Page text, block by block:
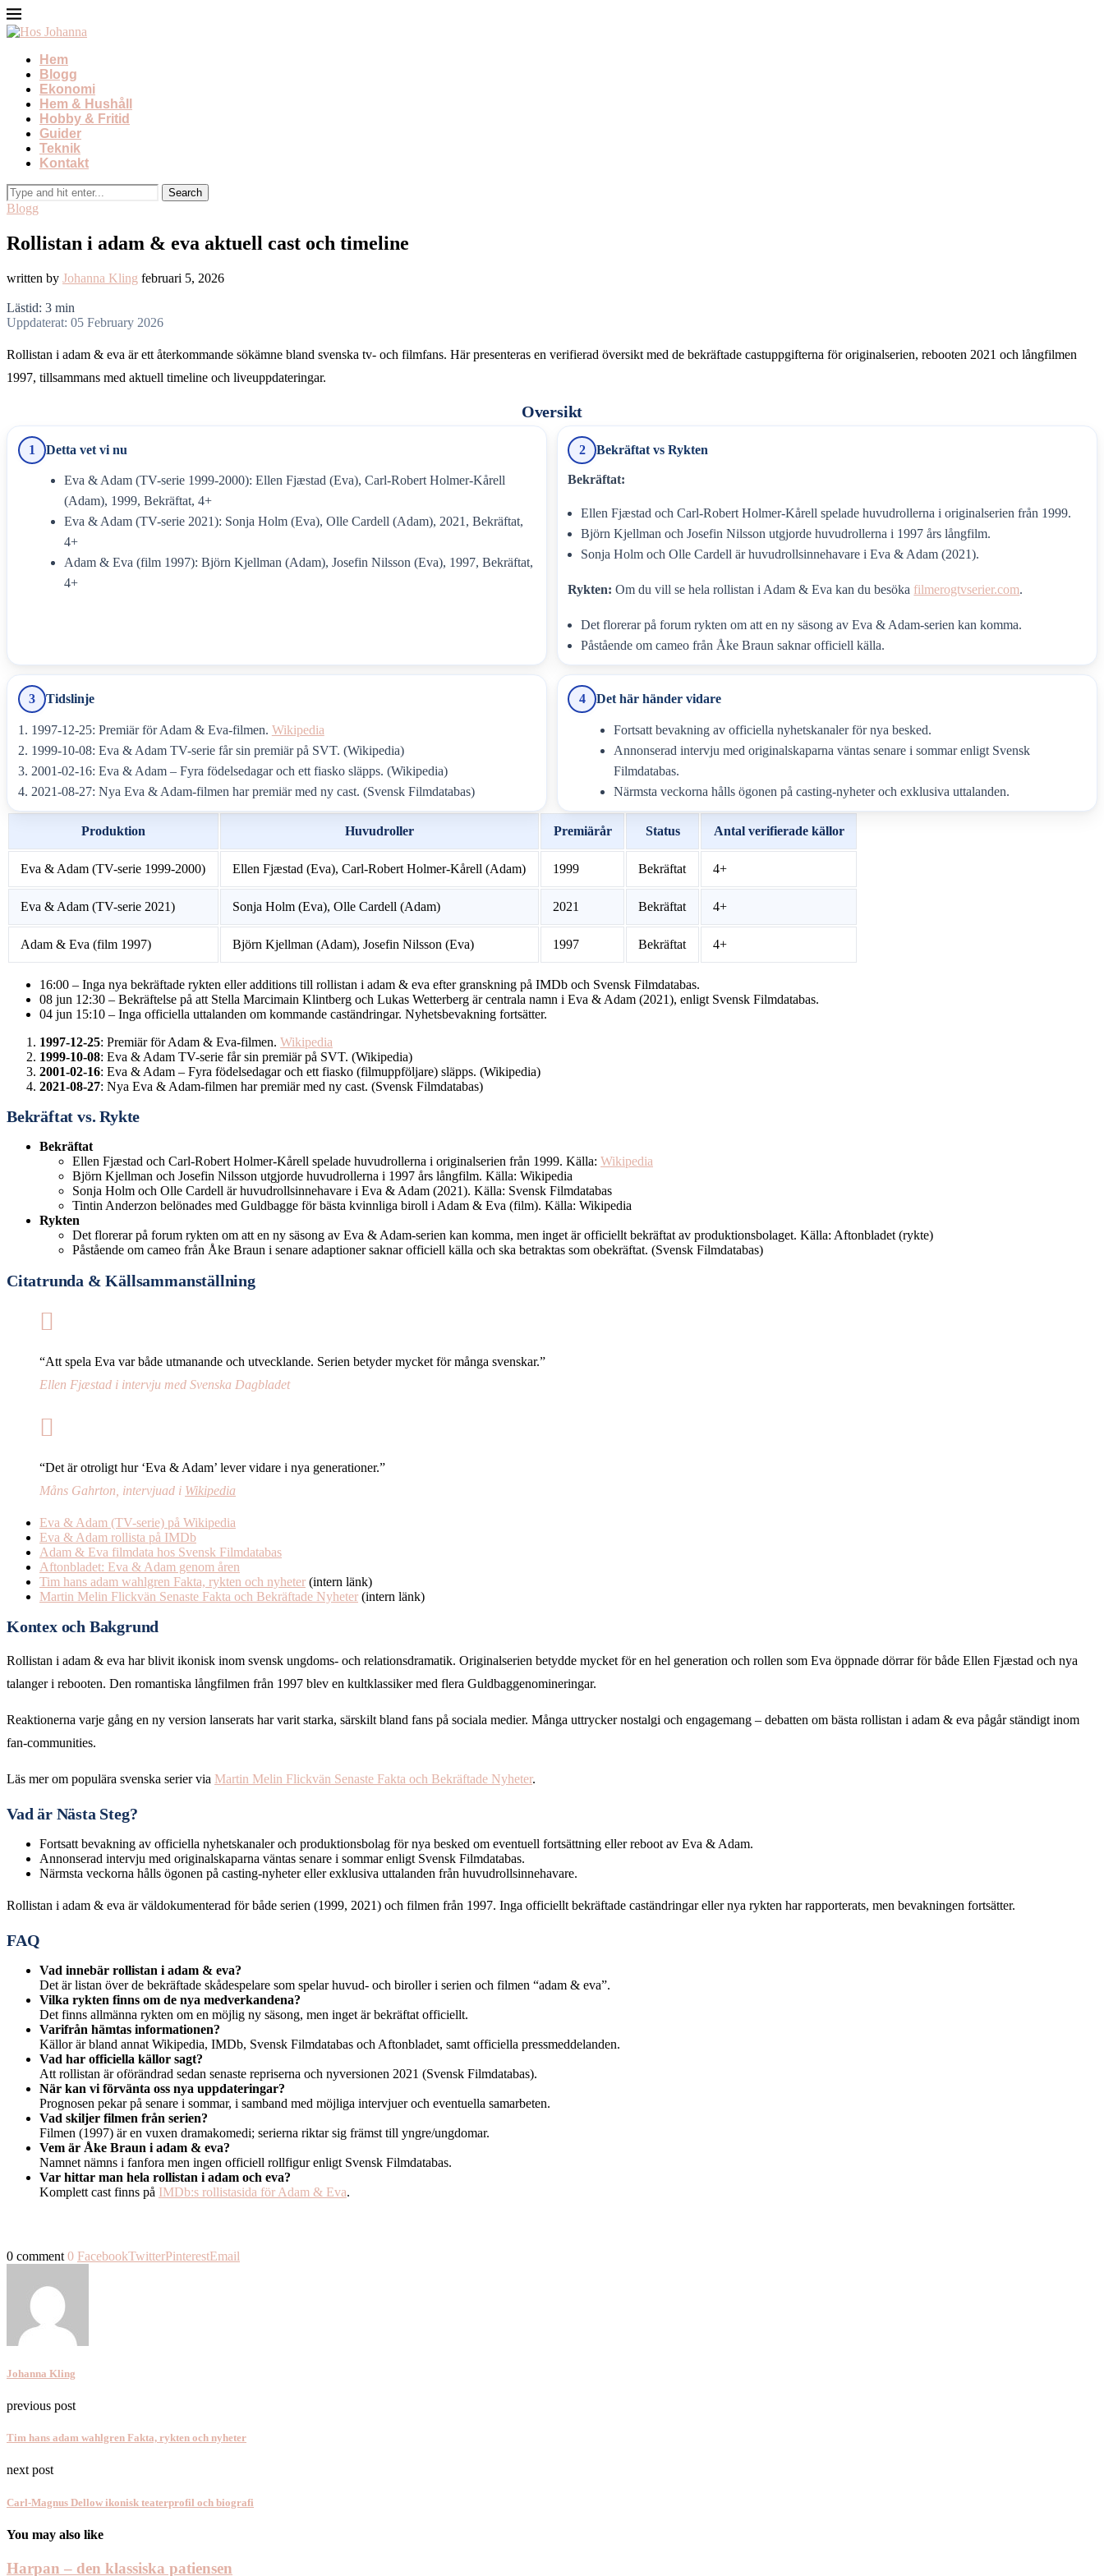
Hem
Blogg
Ekonomi
Hem & Hushåll
Hobby & Fritid
Guider
Teknik
Kontakt
Blogg
Rollistan i adam & eva aktuell cast och timeline
written by Johanna Kling februari 5, 2026
Lästid: 3 min
Uppdaterat: 05 February 2026
Rollistan i adam & eva är ett återkommande sökämne bland svenska tv- och filmfans. Här presenteras en verifierad översikt med de bekräftade castuppgifterna för originalserien, rebooten 2021 och långfilmen
1997, tillsammans med aktuell timeline och liveuppdateringar.
Oversikt
1 Detta vet vi nu
Eva & Adam (TV-serie 1999-2000): Ellen Fjæstad (Eva), Carl-Robert Holmer-Kårell
(Adam), 1999, Bekräftat, 4+
Eva & Adam (TV-serie 2021): Sonja Holm (Eva), Olle Cardell (Adam), 2021, Bekräftat,
4+
Adam & Eva (film 1997): Björn Kjellman (Adam), Josefin Nilsson (Eva), 1997, Bekräftat,
4+
2 Bekräftat vs Rykten
Bekräftat:
Ellen Fjæstad och Carl-Robert Holmer-Kårell spelade huvudrollerna i originalserien från 1999.
Björn Kjellman och Josefin Nilsson utgjorde huvudrollerna i 1997 års långfilm.
Sonja Holm och Olle Cardell är huvudrollsinnehavare i Eva & Adam (2021).
Rykten: Om du vill se hela rollistan i Adam & Eva kan du besöka filmerogtvserier.com.
Det florerar på forum rykten om att en ny säsong av Eva & Adam-serien kan komma.
Påstående om cameo från Åke Braun saknar officiell källa.
3 Tidslinje
1997-12-25: Premiär för Adam & Eva-filmen. Wikipedia
1999-10-08: Eva & Adam TV-serie får sin premiär på SVT. (Wikipedia)
2001-02-16: Eva & Adam – Fyra födelsedagar och ett fiasko släpps. (Wikipedia)
2021-08-27: Nya Eva & Adam-filmen har premiär med ny cast. (Svensk Filmdatabas)
4 Det här händer vidare
Fortsatt bevakning av officiella nyhetskanaler för nya besked.
Annonserad intervju med originalskaparna väntas senare i sommar enligt Svensk
Filmdatabas.
Närmsta veckorna hålls ögonen på casting-nyheter och exklusiva uttalanden.
Produktion Huvudroller Premiärår Status Antal verifierade källor
Eva & Adam (TV-serie 1999-2000) Ellen Fjæstad (Eva), Carl-Robert Holmer-Kårell (Adam) 1999 Bekräftat 4+
Eva & Adam (TV-serie 2021) Sonja Holm (Eva), Olle Cardell (Adam) 2021 Bekräftat 4+
Adam & Eva (film 1997) Björn Kjellman (Adam), Josefin Nilsson (Eva) 1997 Bekräftat 4+
16:00 – Inga nya bekräftade rykten eller additions till rollistan i adam & eva efter granskning på IMDb och Svensk Filmdatabas.
08 jun 12:30 – Bekräftelse på att Stella Marcimain Klintberg och Lukas Wetterberg är centrala namn i Eva & Adam (2021), enligt Svensk Filmdatabas.
04 jun 15:10 – Inga officiella uttalanden om kommande caständringar. Nyhetsbevakning fortsätter.
1997-12-25: Premiär för Adam & Eva-filmen. Wikipedia
1999-10-08: Eva & Adam TV-serie får sin premiär på SVT. (Wikipedia)
2001-02-16: Eva & Adam – Fyra födelsedagar och ett fiasko (filmuppföljare) släpps. (Wikipedia)
2021-08-27: Nya Eva & Adam-filmen har premiär med ny cast. (Svensk Filmdatabas)
Bekräftat vs. Rykte
Bekräftat
Ellen Fjæstad och Carl-Robert Holmer-Kårell spelade huvudrollerna i originalserien från 1999. Källa: Wikipedia
Björn Kjellman och Josefin Nilsson utgjorde huvudrollerna i 1997 års långfilm. Källa: Wikipedia
Sonja Holm och Olle Cardell är huvudrollsinnehavare i Eva & Adam (2021). Källa: Svensk Filmdatabas
Tintin Anderzon belönades med Guldbagge för bästa kvinnliga biroll i Adam & Eva (film). Källa: Wikipedia
Rykten
Det florerar på forum rykten om att en ny säsong av Eva & Adam-serien kan komma, men inget är officiellt bekräftat av produktionsbolaget. Källa: Aftonbladet (rykte)
Påstående om cameo från Åke Braun i senare adaptioner saknar officiell källa och ska betraktas som obekräftat. (Svensk Filmdatabas)
Citatrunda & Källsammanställning
“Att spela Eva var både utmanande och utvecklande. Serien betyder mycket för många svenskar.”
Ellen Fjæstad i intervju med Svenska Dagbladet
“Det är otroligt hur ‘Eva & Adam’ lever vidare i nya generationer.”
Måns Gahrton, intervjuad i Wikipedia
Eva & Adam (TV-serie) på Wikipedia
Eva & Adam rollista på IMDb
Adam & Eva filmdata hos Svensk Filmdatabas
Aftonbladet: Eva & Adam genom åren
Tim hans adam wahlgren Fakta, rykten och nyheter (intern länk)
Martin Melin Flickvän Senaste Fakta och Bekräftade Nyheter (intern länk)
Kontex och Bakgrund
Rollistan i adam & eva har blivit ikonisk inom svensk ungdoms- och relationsdramatik. Originalserien betydde mycket för en hel generation och rollen som Eva öppnade dörrar för både Ellen Fjæstad och nya
talanger i rebooten. Den romantiska långfilmen från 1997 blev en kultklassiker med flera Guldbaggenomineringar.
Reaktionerna varje gång en ny version lanserats har varit starka, särskilt bland fans på sociala medier. Många uttrycker nostalgi och engagemang – debatten om bästa rollistan i adam & eva pågår ständigt inom
fan-communities.
Läs mer om populära svenska serier via Martin Melin Flickvän Senaste Fakta och Bekräftade Nyheter.
Vad är Nästa Steg?
Fortsatt bevakning av officiella nyhetskanaler och produktionsbolag för nya besked om eventuell fortsättning eller reboot av Eva & Adam.
Annonserad intervju med originalskaparna väntas senare i sommar enligt Svensk Filmdatabas.
Närmsta veckorna hålls ögonen på casting-nyheter eller exklusiva uttalanden från huvudrollsinnehavare.
Rollistan i adam & eva är väldokumenterad för både serien (1999, 2021) och filmen från 1997. Inga officiellt bekräftade caständringar eller nya rykten har rapporterats, men bevakningen fortsätter.
FAQ
Vad innebär rollistan i adam & eva?
Det är listan över de bekräftade skådespelare som spelar huvud- och biroller i serien och filmen “adam & eva”.
Vilka rykten finns om de nya medverkandena?
Det finns allmänna rykten om en möjlig ny säsong, men inget är bekräftat officiellt.
Varifrån hämtas informationen?
Källor är bland annat Wikipedia, IMDb, Svensk Filmdatabas och Aftonbladet, samt officiella pressmeddelanden.
Vad har officiella källor sagt?
Att rollistan är oförändrad sedan senaste repriserna och nyversionen 2021 (Svensk Filmdatabas).
När kan vi förvänta oss nya uppdateringar?
Prognosen pekar på senare i sommar, i samband med möjliga intervjuer och eventuella samarbeten.
Vad skiljer filmen från serien?
Filmen (1997) är en vuxen dramakomedi; serierna riktar sig främst till yngre/ungdomar.
Vem är Åke Braun i adam & eva?
Namnet nämns i fanfora men ingen officiell rollfigur enligt Svensk Filmdatabas.
Var hittar man hela rollistan i adam och eva?
Komplett cast finns på IMDb:s rollistasida för Adam & Eva.
0 comment 0 FacebookTwitterPinterestEmail
Johanna Kling
previous post
Tim hans adam wahlgren Fakta, rykten och nyheter
next post
Carl-Magnus Dellow ikonisk teaterprofil och biografi
You may also like
Harpan – den klassiska patiensen